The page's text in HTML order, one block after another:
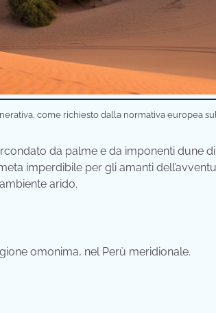
come richiesto dalla normativa europea
da palme e da imponenti dune
imperdibile per gli amanti
arido.
omonima, nel Perù meridionale.